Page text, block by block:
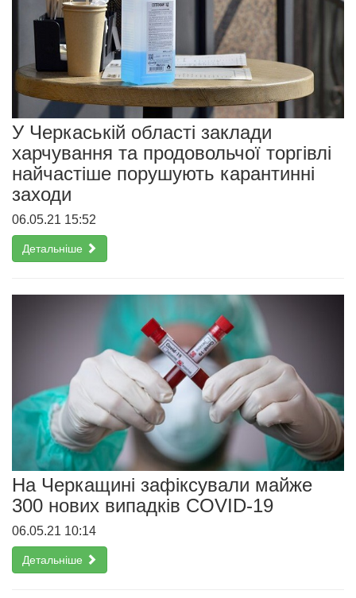
У Черкаській області заклади
харчування та продовольчої торгівлі
найчастіше порушують карантинні
заходи
06.05.21 15:52
Детальніше
На Черкащині зафіксували майже
300 нових випадків COVID-19
06.05.21 10:14
Детальніше